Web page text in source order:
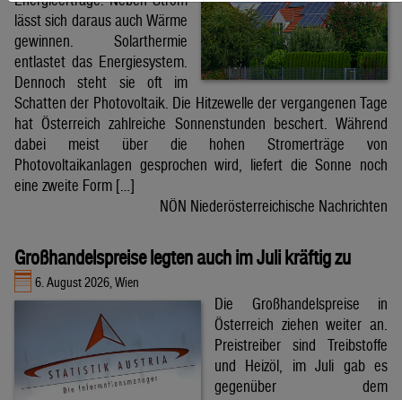
lässt sich daraus auch Wärme
gewinnen. Solarthermie
entlastet das Energiesystem.
Dennoch steht sie oft im
Schatten der Photovoltaik. Die Hitzewelle der vergangenen Tage
hat Österreich zahlreiche Sonnenstunden beschert. Während
dabei meist über die hohen Stromerträge von
Photovoltaikanlagen gesprochen wird, liefert die Sonne noch
eine zweite Form […]
NÖN Niederösterreichische Nachrichten
Großhandelspreise legten auch im Juli kräftig zu
6. August 2026, Wien
Die Großhandelspreise in
Österreich ziehen weiter an.
Preistreiber sind Treibstoffe
und Heizöl, im Juli gab es
gegenüber dem